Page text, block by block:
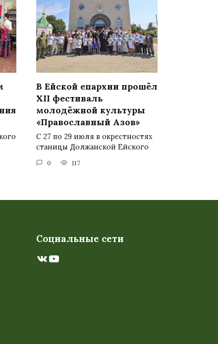
В Ейской епархии прошёл
XII фестиваль
молодёжной культуры
«Православный Азов»
С 27 по 29 июля в окрестностях
станицы Должанской Ейского
0 117
Социальные сети
ВКонтакте
YouTube